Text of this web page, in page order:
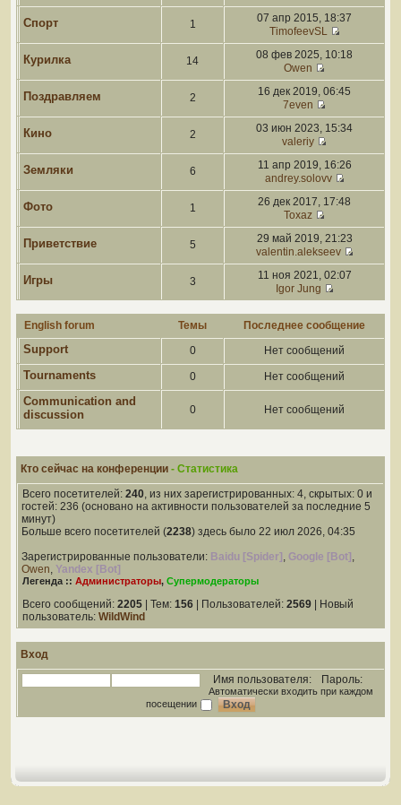
Спорт 1
07 апр 2015, 18:37
TimofeevSL
Курилка 14
08 фев 2025, 10:18
Owen
Поздравляем 2
16 дек 2019, 06:45
7even
Кино 2
03 июн 2023, 15:34
valeriy
Земляки 6
11 апр 2019, 16:26
andrey.solovv
Фото 1
26 дек 2017, 17:48
Toxaz
Приветствие 5
29 май 2019, 21:23
valentin.alekseev
Игры 3
11 ноя 2021, 02:07
Igor Jung
English forum Темы Последнее сообщение
Support 0 Нет сообщений
Tournaments 0 Нет сообщений
Communication and
discussion
0 Нет сообщений
Кто сейчас на конференции - Статистика
Всего посетителей: 240, из них зарегистрированных: 4, скрытых: 0 и
гостей: 236 (основано на активности пользователей за последние 5
минут)
Больше всего посетителей (2238) здесь было 22 июл 2026, 04:35
Зарегистрированные пользователи: Baidu [Spider] , Google [Bot] ,
Owen, Yandex [Bot]
Легенда :: Администраторы, Супермодераторы
Всего сообщений: 2205 | Тем: 156 | Пользователей: 2569 | Новый
пользователь: WildWind
Вход
Имя пользователя:
Пароль:
Автоматически входить при каждом
посещении